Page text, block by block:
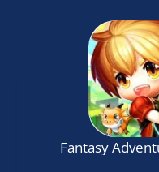
Fantasy